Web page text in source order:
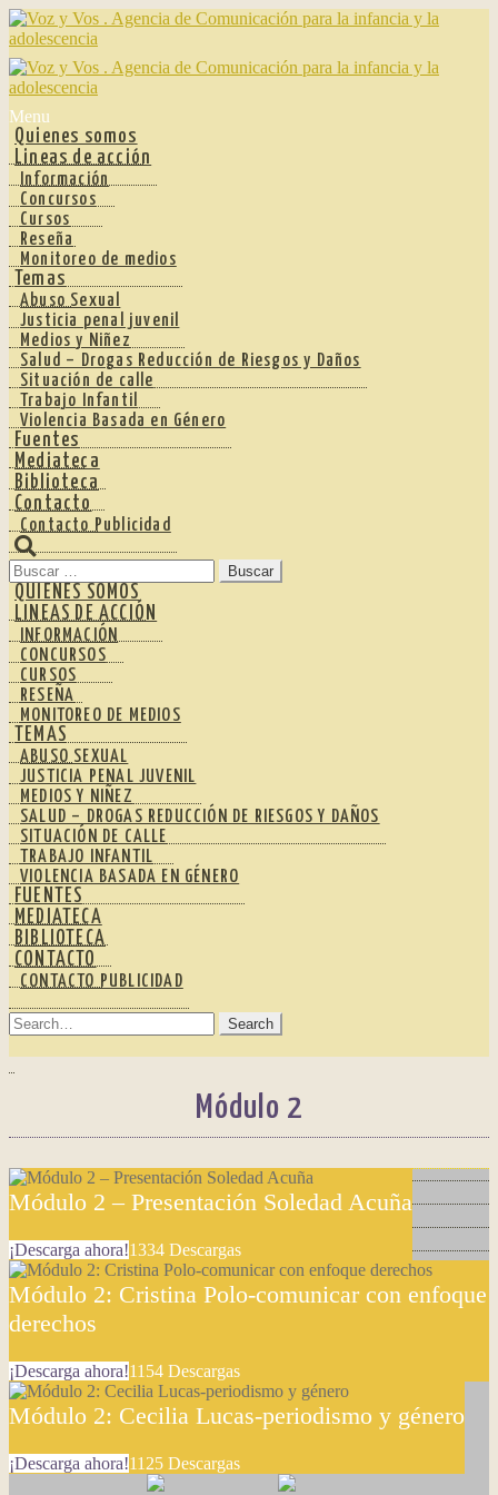
Ir
a
la
navegación
Ir
al
contenido
Menu
Quienes somos
Lineas de acción
Información
Concursos
Cursos
Reseña
Monitoreo de medios
Temas
Abuso Sexual
Justicia penal juvenil
Medios y Niñez
Salud – Drogas Reducción de Riesgos y Daños
Situación de calle
Trabajo Infantil
Violencia Basada en Género
Fuentes
Mediateca
Biblioteca
Contacto
Contacto Publicidad
Buscar:
QUIENES SOMOS
LINEAS DE ACCIÓN
INFORMACIÓN
CONCURSOS
CURSOS
RESEÑA
MONITOREO DE MEDIOS
TEMAS
ABUSO SEXUAL
JUSTICIA PENAL JUVENIL
MEDIOS Y NIÑEZ
SALUD – DROGAS REDUCCIÓN DE RIESGOS Y DAÑOS
SITUACIÓN DE CALLE
TRABAJO INFANTIL
VIOLENCIA BASADA EN GÉNERO
FUENTES
MEDIATECA
BIBLIOTECA
CONTACTO
CONTACTO PUBLICIDAD
SEARCH
FOR:
Módulo 2
Módulo 2 – Presentación Soledad Acuña
¡Descarga ahora!1334 Descargas
Módulo 2: Cristina Polo-comunicar con enfoque
derechos
¡Descarga ahora!1154 Descargas
Módulo 2: Cecilia Lucas-periodismo y género
¡Descarga ahora!1125 Descargas